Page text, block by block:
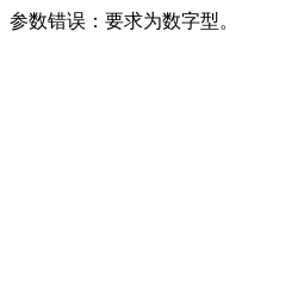
参数错误：要求为数字型。